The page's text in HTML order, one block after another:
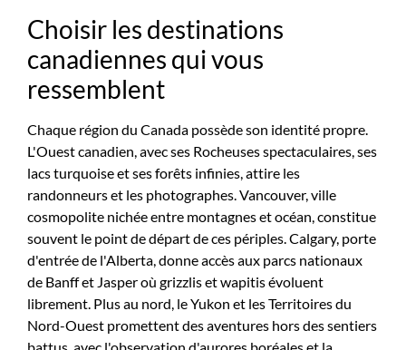
Choisir les destinations
canadiennes qui vous
ressemblent
Chaque région du Canada possède son identité propre.
L'Ouest canadien, avec ses Rocheuses spectaculaires, ses
lacs turquoise et ses forêts infinies, attire les
randonneurs et les photographes. Vancouver, ville
cosmopolite nichée entre montagnes et océan, constitue
souvent le point de départ de ces périples. Calgary, porte
d'entrée de l'Alberta, donne accès aux parcs nationaux
de Banff et Jasper où grizzlis et wapitis évoluent
librement. Plus au nord, le Yukon et les Territoires du
Nord-Ouest promettent des aventures hors des sentiers